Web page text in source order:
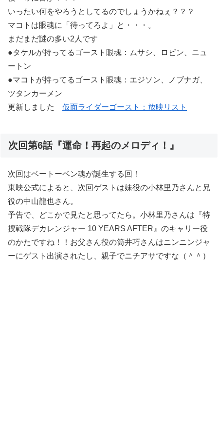
いったい何をやろうとしてるのでしょうかねぇ？？？
マコトは眼魂に「待ってろよ」と・・・。
まだまだ謎の多い2人です
●タケルが持ってるゴースト眼魂：ムサシ、ロビン、ニュ
ートン
●マコトが持ってるゴースト眼魂：エジソン、ノブナガ、
ツタンカーメン
更新しました 仮面ライダーゴースト：放映リスト
次回第6話『運命！再起のメロディ！』
次回はベートーベン魂が誕生する回！
東映公式によると、次回ゲストは妹役の小林里乃さんと兄
役の中山龍也さん。
予告で、どこかで見たと思ってたら。小林里乃さんは『特
捜戦隊デカレンジャー 10 YEARS AFTER』のキャリー役
のかたですね！！お父さん役の筒井巧さんはニンニンジャ
ーにゲスト出演されたし、親子でニチアサですな（＾＾）